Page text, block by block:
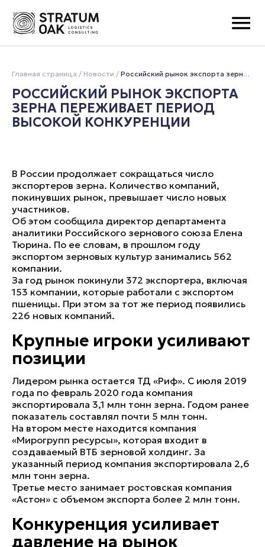
Главная страница Новости Российский рынок экспорта зерна переживает период высокой конкуренции
РОССИЙСКИЙ РЫНОК ЭКСПОРТА
ЗЕРНА ПЕРЕЖИВАЕТ ПЕРИОД
ВЫСОКОЙ КОНКУРЕНЦИИ
В России продолжает сокращаться число
экспортеров зерна. Количество компаний,
покинувших рынок, превышает число новых
участников.
Об этом сообщила директор департамента
аналитики Российского зернового союза Елена
Тюрина. По ее словам, в прошлом году
экспортом зерновых культур занимались 562
компании.
За год рынок покинули 372 экспортера, включая
153 компании, которые работали с экспортом
пшеницы. При этом за тот же период появились
226 новых компаний.
Крупные игроки усиливают
позиции
Лидером рынка остается ТД «Риф». С июля 2019
года по февраль 2020 года компания
экспортировала 3,1 млн тонн зерна. Годом ранее
показатель составлял почти 5 млн тонн.
На втором месте находится компания
«Мирогрупп ресурсы», которая входит в
создаваемый ВТБ зерновой холдинг. За
указанный период компания экспортировала 2,6
млн тонн зерна.
Третье место занимает ростовская компания
«Астон» с объемом экспорта более 2 млн тонн.
Конкуренция усиливает
давление на рынок